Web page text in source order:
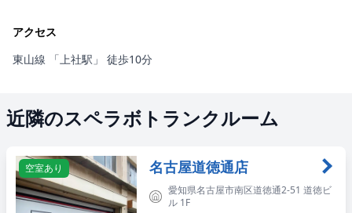
アクセス
東山線 「上社駅」 徒歩10分
近隣のスペラボトランクルーム
空室あり 名古屋道徳通店
愛知県名古屋市南区道徳通2-51 道徳ビ
ル 1F